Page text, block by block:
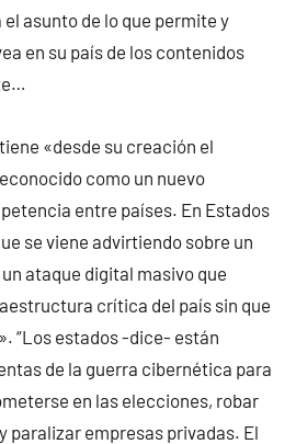
asunto de lo que permite y
en su país de los contenidos
«desde su creación el
como un nuevo
entre países. En Estados
se viene advirtiendo sobre un
ataque digital masivo que
crítica del país sin que
“Los estados -dice- están
de la guerra cibernética para
en las elecciones, robar
paralizar empresas privadas. El